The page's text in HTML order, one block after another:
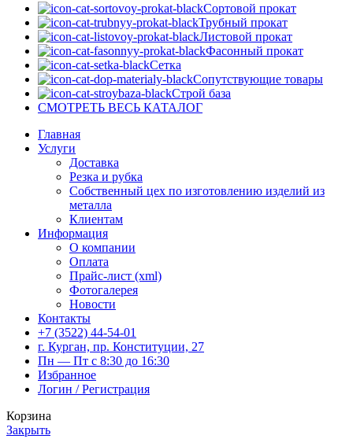
Сортовой прокат
Трубный прокат
Листовой прокат
Фасонный прокат
Сетка
Сопутствующие товары
Строй база
СМОТРЕТЬ ВЕСЬ КАТАЛОГ
Главная
Услуги
Доставка
Резка и рубка
Собственный цех по изготовлению изделий из
металла
Клиентам
Информация
О компании
Оплата
Прайс-лист (xml)
Фотогалерея
Новости
Контакты
+7 (3522) 44-54-01
г. Курган, пр. Конституции, 27
Пн — Пт с 8:30 до 16:30
Избранное
Логин / Регистрация
Корзина
Закрыть